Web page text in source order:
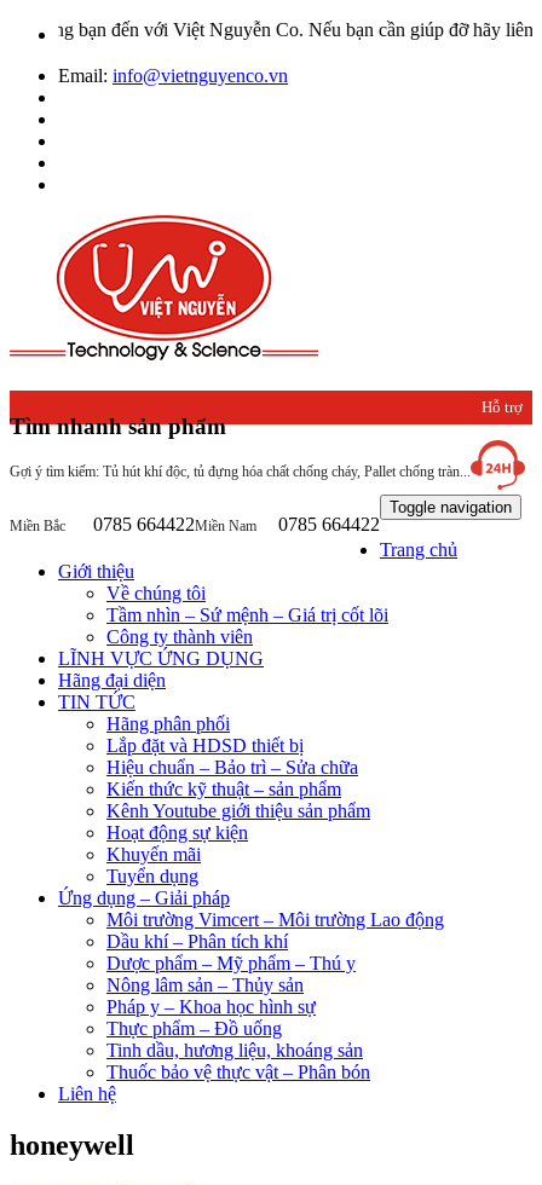
bạn đến với Việt Nguyễn Co. Nếu bạn cần giúp đỡ hãy liên hệ
Email: info@vietnguyenco.vn
Tìm nhanh sản phẩm
Gợi ý tìm kiếm: Tủ hút khí độc, tủ đựng hóa chất chống cháy, Pallet chống tràn...
Hỗ trợ
khách
hàng
Miền Bắc 0785 664422Miền Nam 0785 664422
Toggle navigation
Trang chủ
Giới thiệu
Về chúng tôi
Tầm nhìn – Sứ mệnh – Giá trị cốt lõi
Công ty thành viên
LĨNH VỰC ỨNG DỤNG
Hãng đại diện
TIN TỨC
Hãng phân phối
Lắp đặt và HDSD thiết bị
Hiệu chuẩn – Bảo trì – Sửa chữa
Kiến thức kỹ thuật – sản phẩm
Kênh Youtube giới thiệu sản phẩm
Hoạt động sự kiện
Khuyến mãi
Tuyển dụng
Ứng dụng – Giải pháp
Môi trường Vimcert – Môi trường Lao động
Dầu khí – Phân tích khí
Dược phẩm – Mỹ phẩm – Thú y
Nông lâm sản – Thủy sản
Pháp y – Khoa học hình sự
Thực phẩm – Đồ uống
Tinh dầu, hương liệu, khoáng sản
Thuốc bảo vệ thực vật – Phân bón
Liên hệ
honeywell